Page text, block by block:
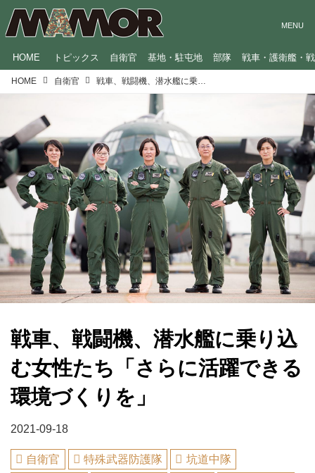
HOME トピックス 自衛官 基地・駐屯地 部隊 戦車・護衛艦・
HOME 自衛官
戦車、戦闘機、潜水艦に乗り込
む女性たち「さらに活躍できる
環境づくりを」
2021-09-18
自衛官 特殊武器防護隊
坑道中隊